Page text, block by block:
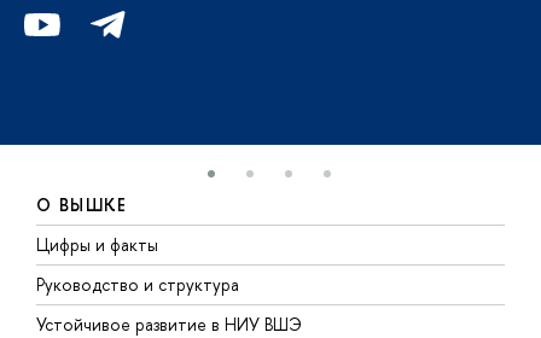
О ВЫШКЕ
Цифры и факты
Руководство и структура
Устойчивое развитие в НИУ ВШЭ